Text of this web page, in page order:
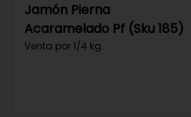
Jamón Pierna
Acaramelado Pf (Sku 185)
Venta por 1/4 kg.